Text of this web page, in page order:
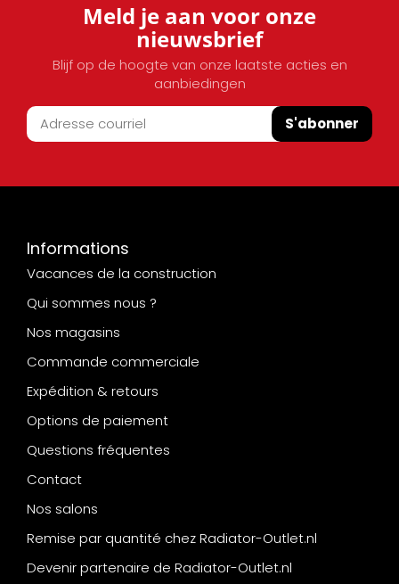
Meld je aan voor onze
nieuwsbrief
Blijf op de hoogte van onze laatste acties en
aanbiedingen
S'abonner
Informations
Vacances de la construction
Qui sommes nous ?
Nos magasins
Commande commerciale
Expédition & retours
Options de paiement
Questions fréquentes
Contact
Nos salons
Remise par quantité chez Radiator-Outlet.nl
Devenir partenaire de Radiator-Outlet.nl